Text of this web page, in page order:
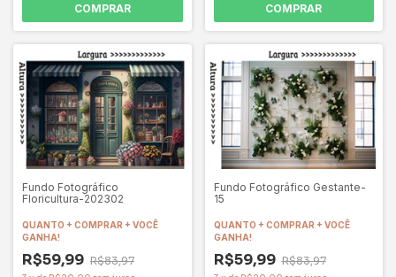
COMPRAR COMPRAR
Fundo Fotográfico
Floricultura-202302
QUANTO + COMPRAR + VOCÊ
GANHA!
R$59,99 R$83,97
Fundo Fotográfico Gestante-
15
QUANTO + COMPRAR + VOCÊ
GANHA!
R$59,99 R$83,97